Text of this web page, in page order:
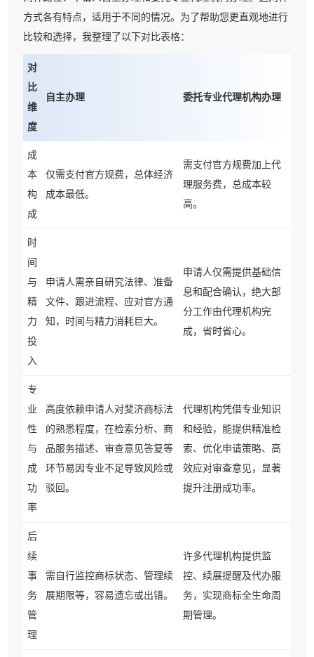
方式各有特点，适用于不同的情况。为了帮助您更直观地进行
比较和选择，我整理了以下对比表格：
对
比
维
度
自主办理 委托专业代理机构办理
成
本
构
成
仅需支付官方规费，总体经济
成本最低。
需支付官方规费加上代
理服务费，总成本较
高。
时
间
与
精
力
投
入
申请人需亲自研究法律、准备
文件、跟进流程、应对官方通
知，时间与精力消耗巨大。
申请人仅需提供基础信
息和配合确认，绝大部
分工作由代理机构完
成，省时省心。
专
业
性
与
成
功
率
高度依赖申请人对斐济商标法
的熟悉程度，在检索分析、商
品服务描述、审查意见答复等
环节易因专业不足导致风险或
驳回。
代理机构凭借专业知识
和经验，能提供精准检
索、优化申请策略、高
效应对审查意见，显著
提升注册成功率。
后
续
事
务
管
理
需自行监控商标状态、管理续
展期限等，容易遗忘或出错。
许多代理机构提供监
控、续展提醒及代办服
务，实现商标全生命周
期管理。